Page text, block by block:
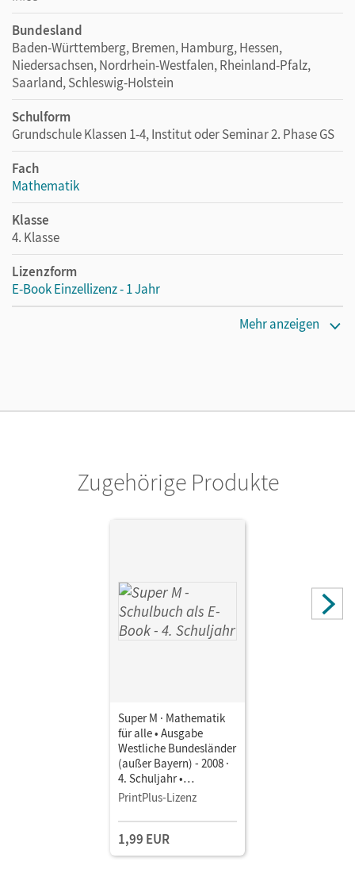
Bundesland
Baden-Württemberg, Bremen, Hamburg, Hessen,
Niedersachsen, Nordrhein-Westfalen, Rheinland-Pfalz,
Saarland, Schleswig-Holstein
Schulform
Grundschule Klassen 1-4, Institut oder Seminar 2. Phase GS
Fach
Mathematik
Klasse
4. Klasse
Lizenzform
E-Book Einzellizenz - 1 Jahr
Privatpersonen, die nur mit dem E-Book arbeiten.
Herausgeber/-in
Mehr anzeigen
Zugehörige Produkte
Super M · Mathematik
für alle • Ausgabe
Westliche Bundesländer
(außer Bayern) - 2008 ·
4. Schuljahr •
Schulbuch als E-Book
PrintPlus-Lizenz
1,99 EUR